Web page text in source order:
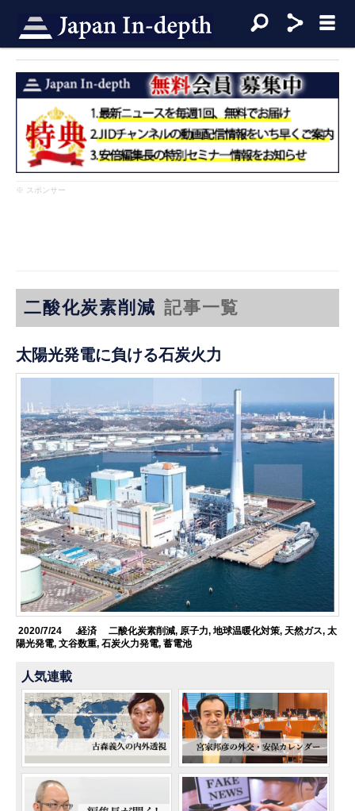
※ スポンサー
二酸化炭素削減 記事一覧
太陽光発電に負ける石炭火力
2020/7/24 .経済 二酸化炭素削減, 原子力, 地球温暖化対策, 天然ガス, 太
陽光発電,文谷数重,石炭火力発電,蓄電池
人気連載